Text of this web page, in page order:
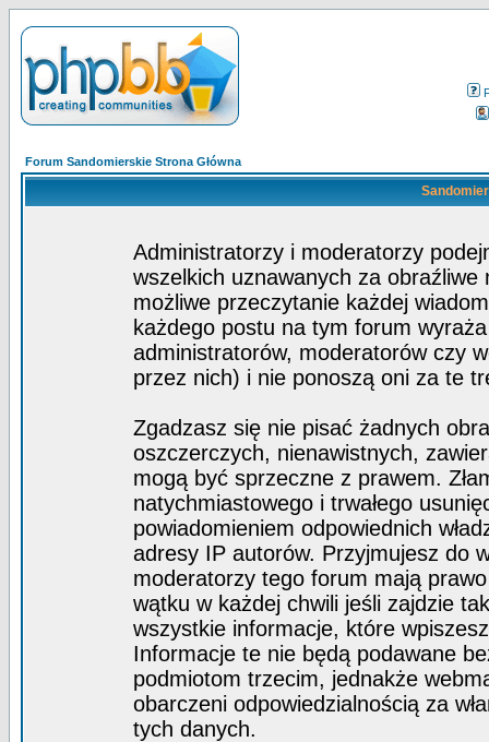
Forum Sandomierskie Strona Główna
Administratorzy i moderatorzy
wszelkich uznawanych za obraźliwe
możliwe przeczytanie każdej
każdego postu na tym forum
administratorów, moderatorów czy
przez nich) i nie ponoszą oni za te
Zgadzasz się nie pisać żadnych
oszczerczych, nienawistnych,
mogą być sprzeczne z prawem.
natychmiastowego i trwałego
powiadomieniem odpowiednich
adresy IP autorów. Przyjmujesz do
moderatorzy tego forum mają
wątku w każdej chwili jeśli zajdzie
wszystkie informacje, które
Informacje te nie będą podawane
podmiotom trzecim, jednakże
obarczeni odpowiedzialnością za
tych danych.